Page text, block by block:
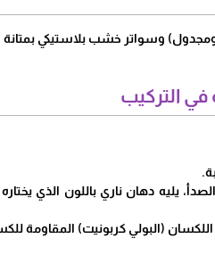
وسواتر خشب بلاستيكي بمتانة
التركيب
يليه دهان ناري باللون الذي